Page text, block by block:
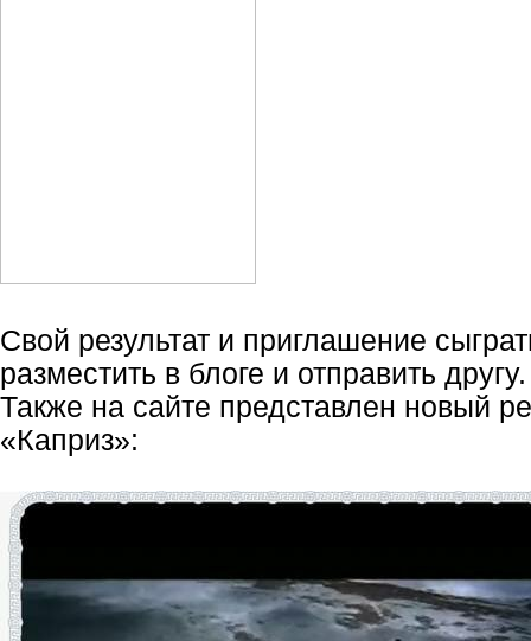
Свой результат и приглашение
разместить в блоге и отправить другу.
Также на сайте представлен новый
«Каприз»: